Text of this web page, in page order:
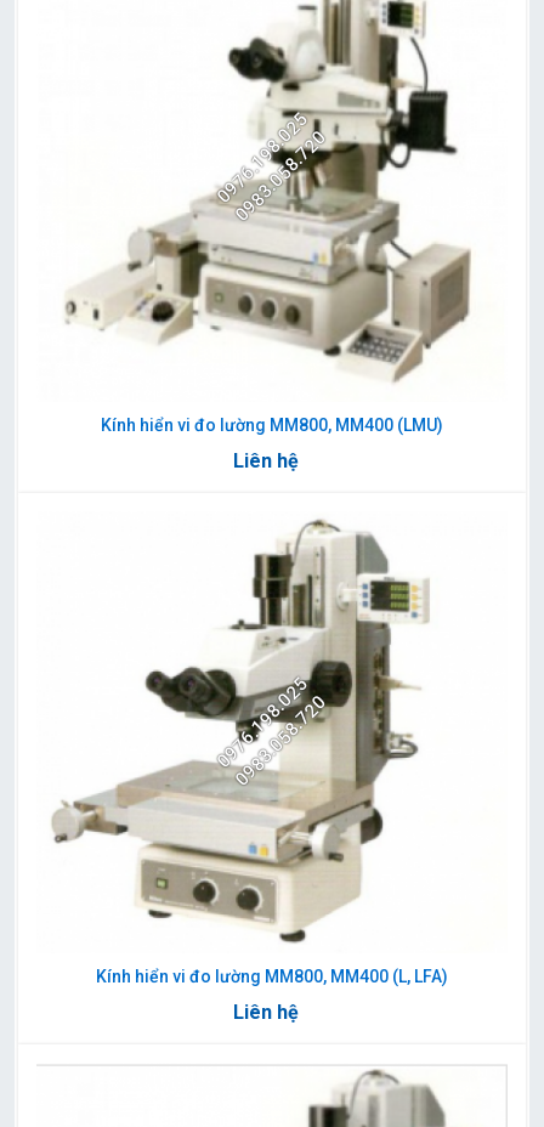
0976.198.025
0983.058.720
Kính hiển vi đo lường MM800, MM400 (LMU)
Liên hệ
0976.198.025
0983.058.720
Kính hiển vi đo lường MM800, MM400 (L, LFA)
Liên hệ